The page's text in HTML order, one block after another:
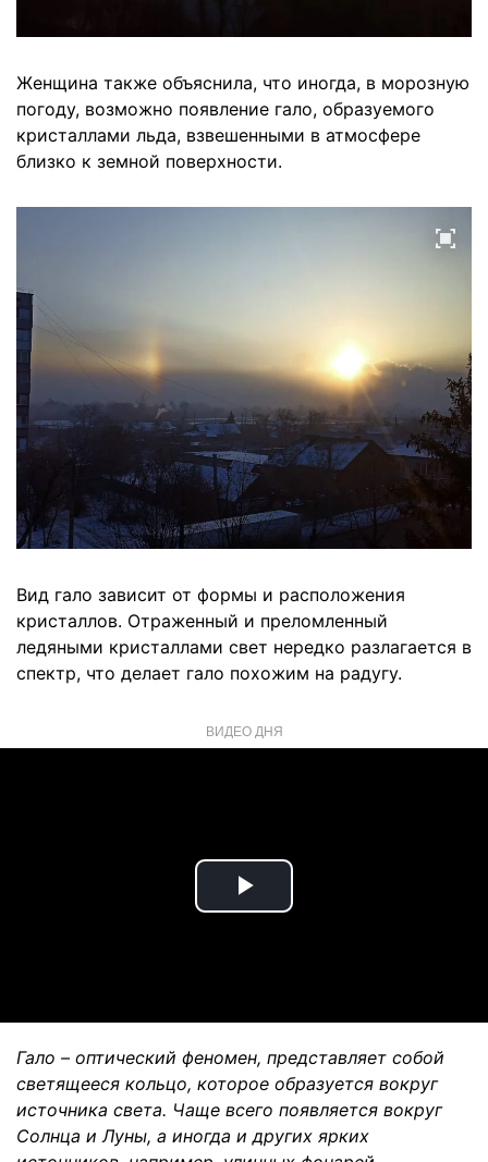
Женщина также объяснила, что иногда, в морозную
погоду, возможно появление гало, образуемого
кристаллами льда, взвешенными в атмосфере
близко к земной поверхности.
Вид гало зависит от формы и расположения
кристаллов. Отраженный и преломленный
ледяными кристаллами свет нередко разлагается в
спектр, что делает гало похожим на радугу.
ВИДЕО ДНЯ
Play
Гало – оптический феномен, представляет собой
светящееся кольцо, которое образуется вокруг
источника света. Чаще всего появляется вокруг
Солнца и Луны, а иногда и других ярких